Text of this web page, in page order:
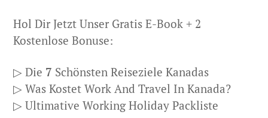
Hol Dir Jetzt Unser Gratis E-Book + 2
Kostenlose Bonuse:
▷ Die 7 Schönsten Reiseziele Kanadas
▷ Was Kostet Work And Travel In Kanada?
▷ Ultimative Working Holiday Packliste